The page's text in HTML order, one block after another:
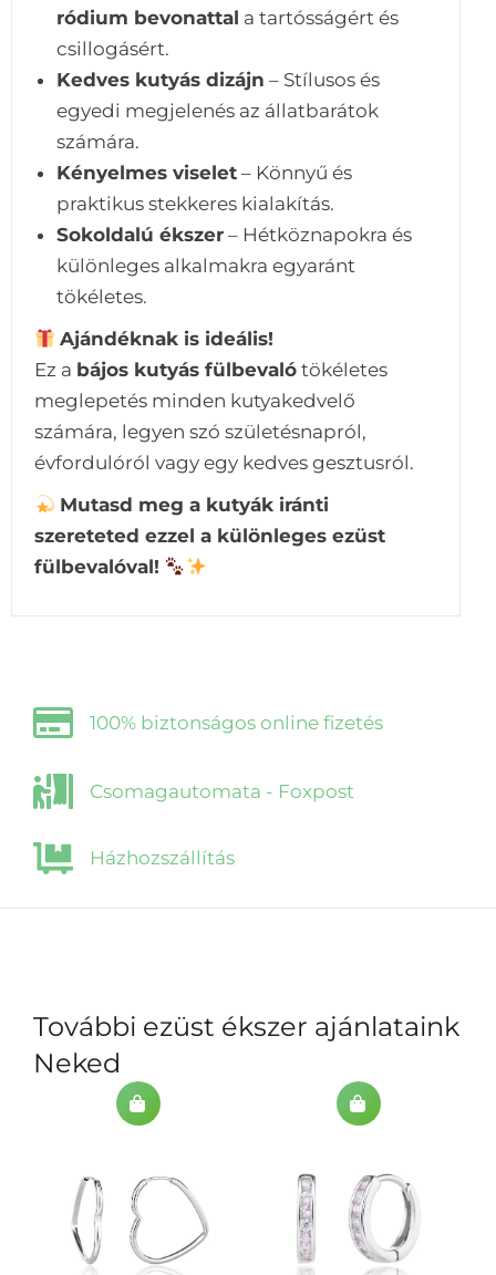
ródium bevonattal a tartósságért és
csillogásért.
Kedves kutyás dizájn – Stílusos és
egyedi megjelenés az állatbarátok
számára.
Kényelmes viselet – Könnyű és
praktikus stekkeres kialakítás.
Sokoldalú ékszer – Hétköznapokra és
különleges alkalmakra egyaránt
tökéletes.
Ajándéknak is ideális!
Ez a bájos kutyás fülbevaló tökéletes
meglepetés minden kutyakedvelő
számára, legyen szó születésnapról,
évfordulóról vagy egy kedves gesztusról.
Mutasd meg a kutyák iránti
szereteted ezzel a különleges ezüst
fülbevalóval!
100% biztonságos online fizetés
Csomagautomata - Foxpost
Házhozszállítás
További ezüst ékszer ajánlataink
Neked